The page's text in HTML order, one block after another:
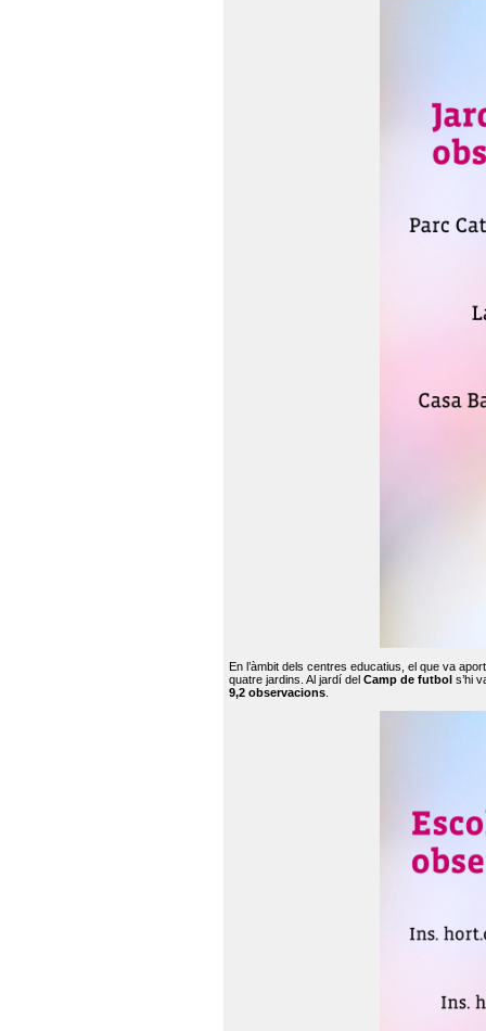
En l’àmbit dels centres educatius, el que va
quatre jardins. Al jardí del Camp de futbol s’hi
9,2 observacions